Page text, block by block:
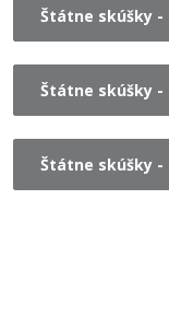
Štátne skúšky
Štátne skúšky
Štátne skúšky